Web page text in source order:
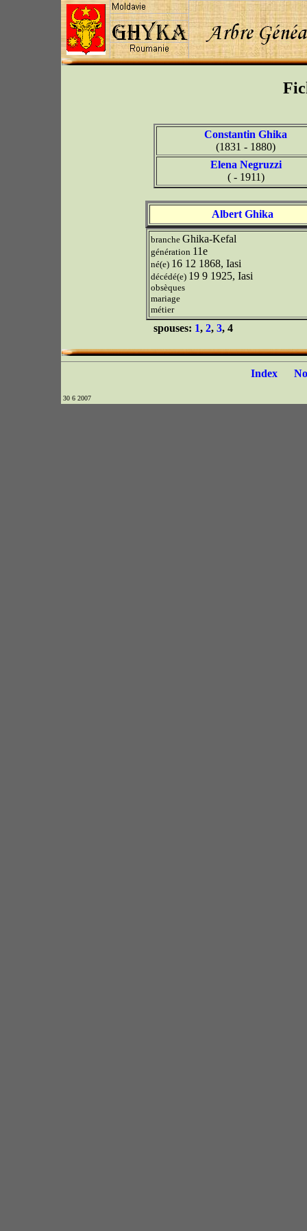
Constantin Ghika
(1831 - 1880)
Elena Negruzzi
( - 1911)
Albert Ghika
branche Ghika-Kefal
génération 11e
né(e) 16 12 1868, Iasi
décédé(e) 19 9 1925, Iasi
obsèques
mariage
métier
spouses: 1, 2, 3, 4
Index
30 6 2007